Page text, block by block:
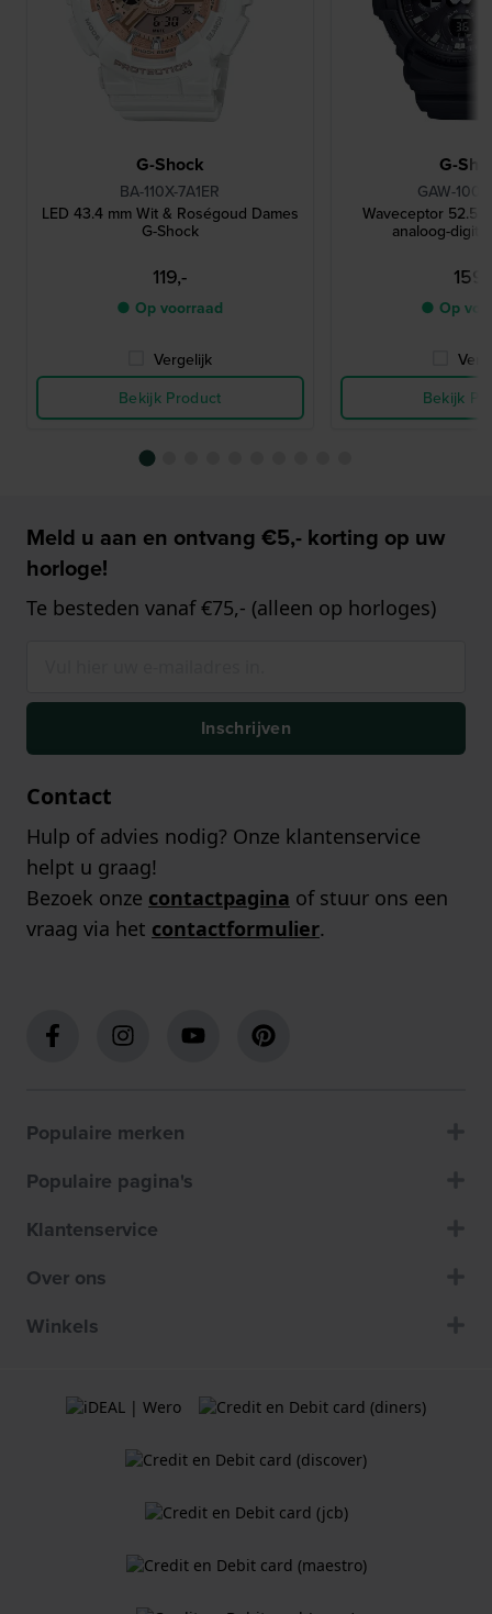
G-Shock
BA-110X-7A1ER
LED 43.4 mm Wit & Roségoud Dames
G-Shock
119,-
● Op voorraad
Vergelijk
Bekijk Product
G-
GAW-
Waveceptor 52.5
analoog-
● Op
Bekijk
Meld u aan en ontvang €5,- korting op uw
horloge!
Te besteden vanaf €75,- (alleen op horloges)
Inschrijven
Contact
Hulp of advies nodig? Onze klantenservice
helpt u graag!
Bezoek onze contactpagina of stuur ons een
vraag via het contactformulier.
Populaire merken
Populaire pagina's
Klantenservice
Over ons
Winkels